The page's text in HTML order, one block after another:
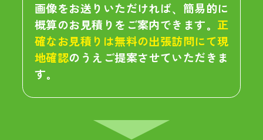
画像をお送りいただければ、簡易的に
概算のお見積りをご案内できます。 正
確なお見積りは無料の出張訪問にて現
地確認のうえご提案させていただきま
す。